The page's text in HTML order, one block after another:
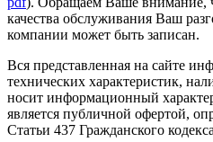
качества обслуживания Ваш
компании может быть записан.
Вся представленная на сайте
технических характеристик,
носит информационный
является публичной офертой,
Статьи 437 Гражданского